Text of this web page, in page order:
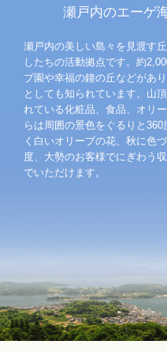
瀬戸内のエーゲ
瀬戸内の美しい島々を見渡す
したちの活動拠点です。約
ブ園や幸福の鐘の丘などがあ
としても知られています。山
れている化粧品、食品、オリ
らは周囲の景色をぐるりと
く白いオリーブの花、秋に色
度、大勢のお客様でにぎわう
でいただけます。